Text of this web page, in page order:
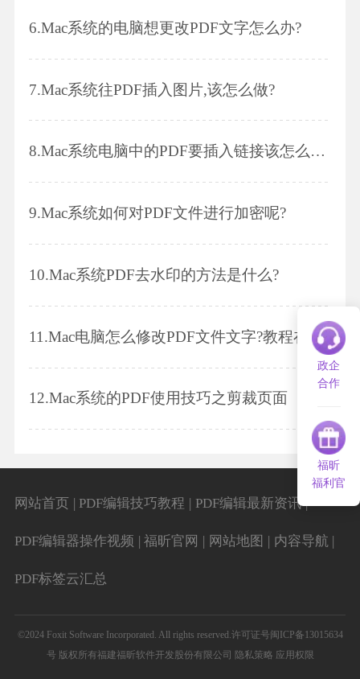
6.Mac系统的电脑想更改PDF文字怎么办?
7.Mac系统往PDF插入图片,该怎么做?
8.Mac系统电脑中的PDF要插入链接该怎么做?
9.Mac系统如何对PDF文件进行加密呢?
10.Mac系统PDF去水印的方法是什么?
11.Mac电脑怎么修改PDF文件文字?教程在这里
12.Mac系统的PDF使用技巧之剪裁页面
政企
合作
福昕
福利官
网站首页 | PDF编辑技巧教程 | PDF编辑最新资讯 |
PDF编辑器操作视频 | 福昕官网 | 网站地图 | 内容导航 |
PDF标签云汇总
©2024 Foxit Software Incorporated. All rights reserved. 许可证号闽ICP备13015634
号 版权所有福建福昕软件开发股份有限公司 隐私策略 应用权限